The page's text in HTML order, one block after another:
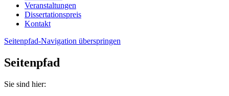
Veranstaltungen
Dissertationspreis
Kontakt
Seitenpfad-Navigation überspringen
Seitenpfad
Sie sind hier: